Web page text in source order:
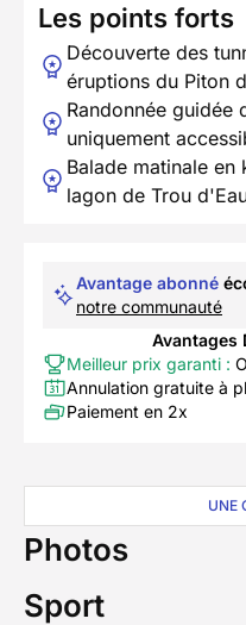
Les points forts
Découverte des
éruptions du Piton
Randonnée guidée
uniquement
Balade matinale
lagon de Trou
Avantage abonné
notre communauté
Avantages
Meilleur prix garanti :
Annulation gratuite à
Paiement en 2x
UNE
Photos
Sport